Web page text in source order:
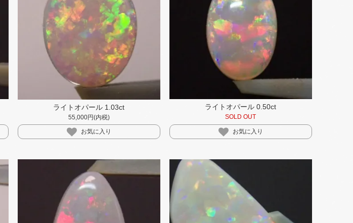
ライトオパール 1.03ct
55,000円(内税)
お気に入り
ライトオパール 0.50ct
SOLD OUT
お気に入り